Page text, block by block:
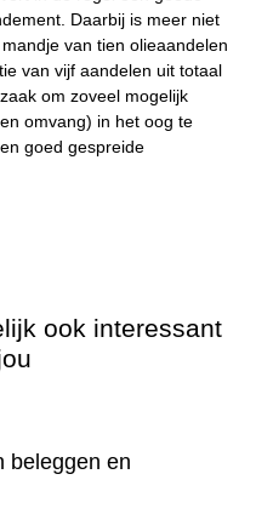
Daarbij is meer niet
van tien olieaandelen
van vijf aandelen uit totaal
om zoveel mogelijk
omvang) in het oog te
goed gespreide
ook interessant
beleggen en